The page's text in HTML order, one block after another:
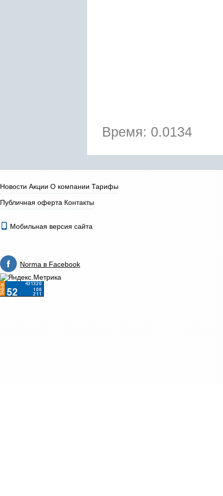
Время: 0.0134
Новости Акции О компании Тарифы
Публичная оферта Контакты
Мобильная версия сайта
Norma в Facebook